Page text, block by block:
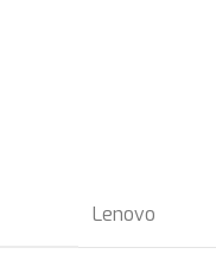
Lenovo